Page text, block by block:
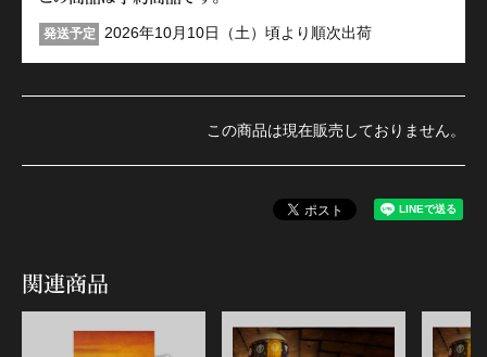
発送予定 2026年10月10日（土）頃より順次出荷
この商品は現在販売しておりません。
関連商品